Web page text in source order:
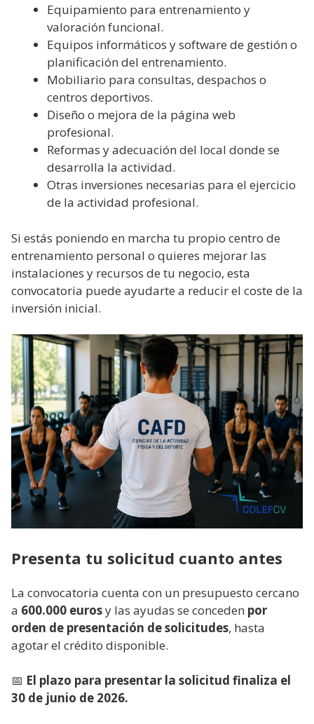
Equipamiento para entrenamiento y
valoración funcional.
Equipos informáticos y software de gestión o
planificación del entrenamiento.
Mobiliario para consultas, despachos o
centros deportivos.
Diseño o mejora de la página web
profesional.
Reformas y adecuación del local donde se
desarrolla la actividad.
Otras inversiones necesarias para el ejercicio
de la actividad profesional.
Si estás poniendo en marcha tu propio centro de
entrenamiento personal o quieres mejorar las
instalaciones y recursos de tu negocio, esta
convocatoria puede ayudarte a reducir el coste de la
inversión inicial.
Presenta tu solicitud cuanto antes
La convocatoria cuenta con un presupuesto cercano
a 600.000 eurosy las ayudas se conceden por
orden de presentación de solicitudes, hasta
agotar el crédito disponible.
📅 El plazo para presentar la solicitud finaliza el
30 de junio de 2026.